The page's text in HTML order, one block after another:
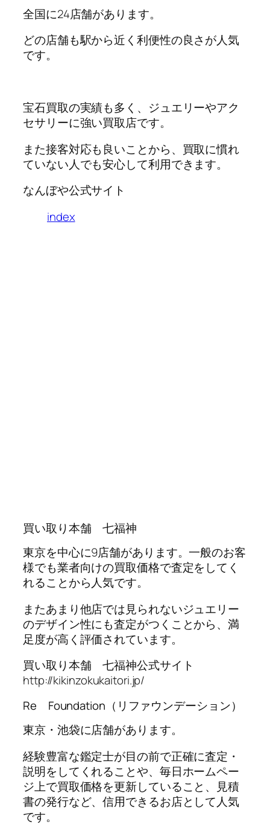
全国に24店舗があります。
どの店舗も駅から近く利便性の良さが人気
です。
宝石買取の実績も多く、ジュエリーやアク
セサリーに強い買取店です。
また接客対応も良いことから、買取に慣れ
ていない人でも安心して利用できます。
なんぼや公式サイト
index
買い取り本舗 七福神
東京を中心に9店舗があります。一般のお客
様でも業者向けの買取価格で査定をしてく
れることから人気です。
またあまり他店では見られないジュエリー
のデザイン性にも査定がつくことから、満
足度が高く評価されています。
買い取り本舗 七福神公式サイト
http://kikinzokukaitori.jp/
Re Foundation（リファウンデーション）
東京・池袋に店舗があります。
経験豊富な鑑定士が目の前で正確に査定・
説明をしてくれることや、毎日ホームペー
ジ上で買取価格を更新していること、見積
書の発行など、信用できるお店として人気
です。